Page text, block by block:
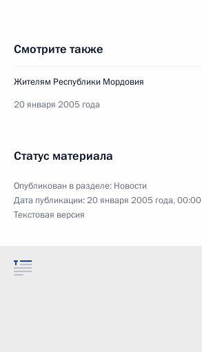
Смотрите также
Жителям Республики Мордовия
20 января 2005 года
Статус материала
Опубликован в разделе: Новости
Дата публикации:20 января 2005 года, 00:00
Текстовая версия